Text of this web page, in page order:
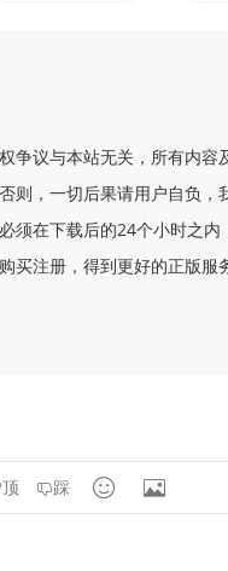
争议与本站无关，所有内
则，一切后果请用户自负
须在下载后的24个小时之
买注册，得到更好的正版服
顶 踩  